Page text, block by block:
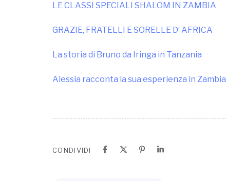
LE CLASSI SPECIALI SHALOM IN ZAMBIA
GRAZIE, FRATELLI E SORELLE D’ AFRICA
La storia di Bruno da Iringa in Tanzania
Alessia racconta la sua esperienza in Zambia
CONDIVIDI